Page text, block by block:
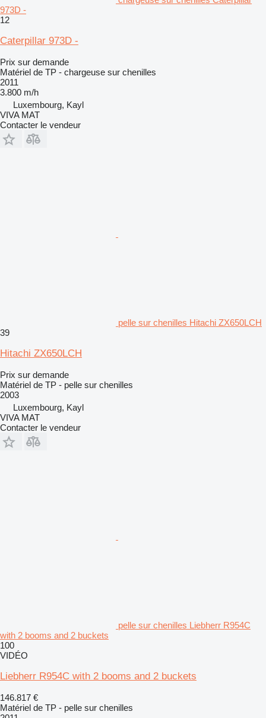
973D -
12
Caterpillar 973D -
Prix sur demande
Matériel de TP - chargeuse sur chenilles
2011
3.800 m/h
Luxembourg, Kayl
VIVA MAT
Contacter le vendeur
pelle sur chenilles Hitachi ZX650LCH
39
Hitachi ZX650LCH
Prix sur demande
Matériel de TP - pelle sur chenilles
2003
Luxembourg, Kayl
VIVA MAT
Contacter le vendeur
pelle sur chenilles Liebherr R954C
with 2 booms and 2 buckets
100
VIDÉO
Liebherr R954C with 2 booms and 2 buckets
146.817 €
Matériel de TP - pelle sur chenilles